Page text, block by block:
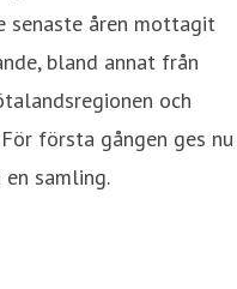
senaste åren mottagit
bland annat från
och
första gången ges nu
samling.